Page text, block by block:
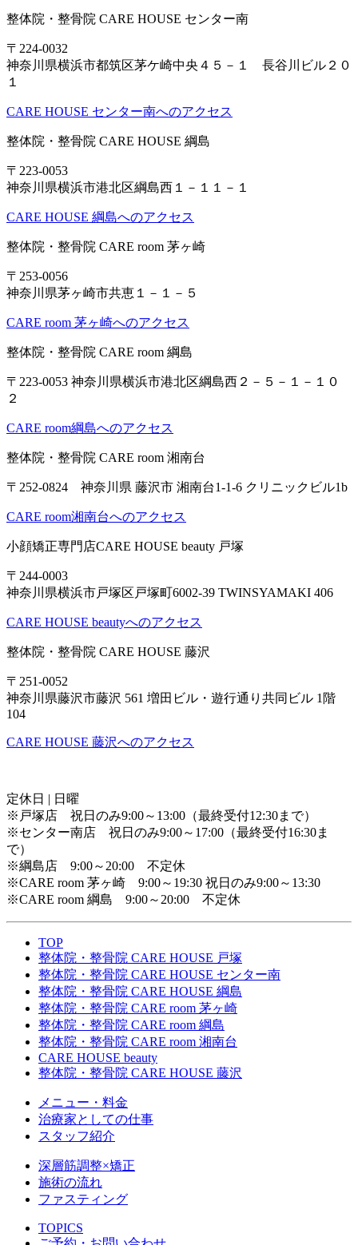
整体院・整骨院 CARE HOUSE センター南
〒224-0032
神奈川県横浜市都筑区茅ケ崎中央４５－１ 長谷川ビル２０
１
CARE HOUSE センター南へのアクセス
整体院・整骨院 CARE HOUSE 綱島
〒223-0053
神奈川県横浜市港北区綱島西１－１１－１
CARE HOUSE 綱島へのアクセス
整体院・整骨院 CARE room 茅ヶ崎
〒253-0056
神奈川県茅ヶ崎市共恵１－１－５
CARE room 茅ヶ崎へのアクセス
整体院・整骨院 CARE room 綱島
〒223-0053 神奈川県横浜市港北区綱島西２－５－１－１０
２
CARE room綱島へのアクセス
整体院・整骨院 CARE room 湘南台
〒252-0824 神奈川県 藤沢市 湘南台1-1-6 クリニックビル1b
CARE room湘南台へのアクセス
小顔矯正専門店CARE HOUSE beauty 戸塚
〒244-0003
神奈川県横浜市戸塚区戸塚町6002-39 TWINSYAMAKI 406
CARE HOUSE beautyへのアクセス
整体院・整骨院 CARE HOUSE 藤沢
〒251-0052
神奈川県藤沢市藤沢 561 増田ビル・遊行通り共同ビル 1階
104
CARE HOUSE 藤沢へのアクセス
定休日 | 日曜
※戸塚店 祝日のみ9:00～13:00（最終受付12:30まで）
※センター南店 祝日のみ9:00～17:00（最終受付16:30ま
で）
※綱島店 9:00～20:00 不定休
※CARE room 茅ヶ崎 9:00～19:30 祝日のみ9:00～13:30
※CARE room 綱島 9:00～20:00 不定休
TOP
整体院・整骨院 CARE HOUSE 戸塚
整体院・整骨院 CARE HOUSE センター南
整体院・整骨院 CARE HOUSE 綱島
整体院・整骨院 CARE room 茅ヶ崎
整体院・整骨院 CARE room 綱島
整体院・整骨院 CARE room 湘南台
CARE HOUSE beauty
整体院・整骨院 CARE HOUSE 藤沢
メニュー・料金
治療家としての仕事
スタッフ紹介
深層筋調整×矯正
施術の流れ
ファスティング
TOPICS